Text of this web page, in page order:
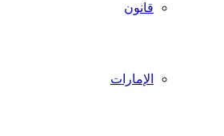
قانون
الإمارات